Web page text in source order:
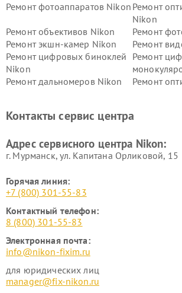
Ремонт фотоаппаратов Nikon Ремонт
Nikon
Ремонт объективов Nikon
Ремонт
Ремонт экшн-камер Nikon
Ремонт
Ремонт цифровых биноклей
Nikon
Ремонт
Ремонт дальномеров Nikon
Ремонт
Контакты сервис центра
Адрес сервисного центра Nikon:
г. Мурманск, ул. Капитана Орликовой, 15
Горячая линия:
+7 (800) 301-55-83
Контактный телефон:
8 (800) 301-55-83
Электронная почта:
info@nikon-fixim.ru
для юридических лиц
manager@fix-nikon.ru